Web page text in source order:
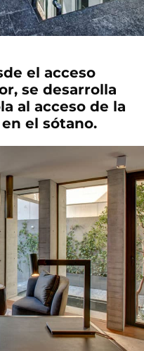
el acceso
se desarrolla
al acceso de la
el sótano.